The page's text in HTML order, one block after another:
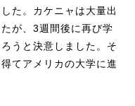
た。カケニャは大量出
が、3週間後に再び学
うと決意しました。そ
てアメリカの大学に進